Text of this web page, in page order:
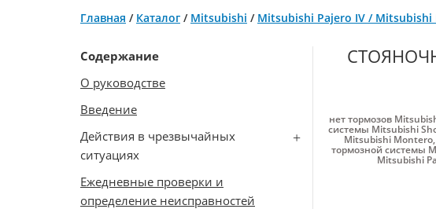
Главная / Каталог / Mitsubishi / Mitsubishi Pajero IV / Mitsubishi
Содержание
О руководстве
Введение
Действия в чрезвычайных
ситуациях
Ежедневные проверки и
определение неисправностей
нет тормозов
системы Mitsubishi
Mitsubishi Montero,
тормозной системы
Mitsubishi